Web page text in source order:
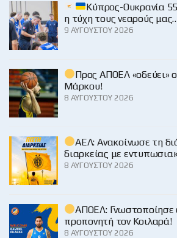
Κύπρος-Ουκρανία
η τύχη τους νεαρούς
9 ΑΥΓΟΎΣΤΟΥ 2026
Προς ΑΠΟΕΛ «οδεύει»
Μάρκου!
8 ΑΥΓΟΎΣΤΟΥ 2026
ΑΕΛ: Ανακοίνωσε τη
διαρκείας με
8 ΑΥΓΟΎΣΤΟΥ 2026
ΑΠΟΕΛ:
προπονητή τον Κοιλαρά!
8 ΑΥΓΟΎΣΤΟΥ 2026